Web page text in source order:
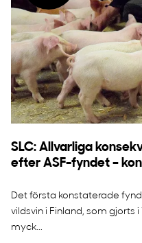
SLC: Allvarliga
efter ASF-fyndet –
Det första konstaterade
vildsvin i Finland, som gjorts
myck...